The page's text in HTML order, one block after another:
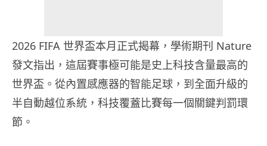
2026 FIFA 世界盃本月正式揭幕，學術期刊 Nature
發文指出，這屆賽事極可能是史上科技含量最高的
世界盃。從內置感應器的智能足球，到全面升級的
半自動越位系統，科技覆蓋比賽每一個關鍵判罰環
節。